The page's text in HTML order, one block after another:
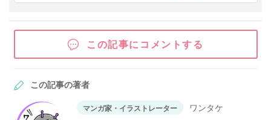
この記事にコメントする
この記事の著者
マンガ家・イラストレーター ワンタケ